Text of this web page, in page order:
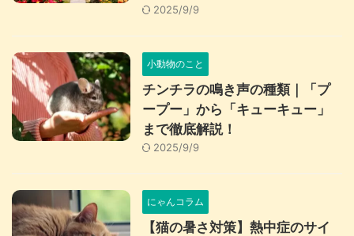
2025/9/9
小動物のこと
チンチラの鳴き声の種類｜「プ
ープー」から「キューキュー」
まで徹底解説！
2025/9/9
にゃんコラム
【猫の暑さ対策】熱中症のサイ